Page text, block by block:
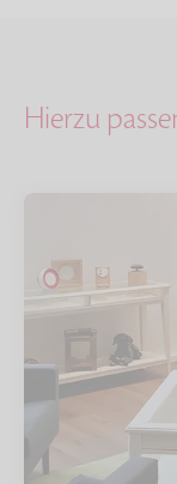
Hierzu